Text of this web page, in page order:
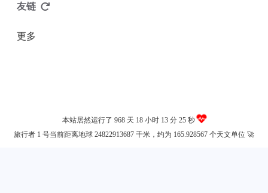
友链
更多
本站居然运行了 968 天 18 小时 13 分 25 秒
旅行者 1 号当前距离地球 24822913687 千米，约为 165.928567 个天文单位 🚀